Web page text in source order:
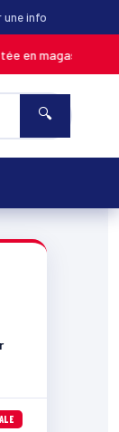
une info
MARTINIQUE
🔍